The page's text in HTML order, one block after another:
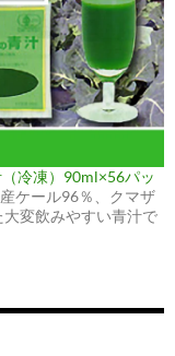
冷凍）90ml×56パッ
ケール96％、クマザ
変飲みやすい青汁で